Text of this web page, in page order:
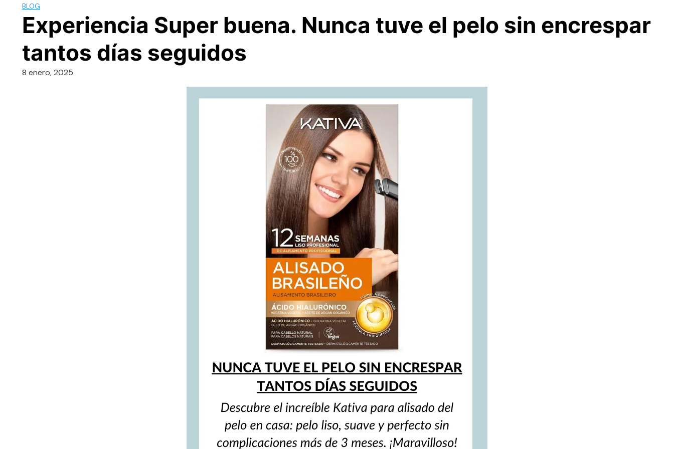
BLOG
Experiencia Super buena. Nunca tuve el pelo sin encrespar
tantos días seguidos
8 enero, 2025